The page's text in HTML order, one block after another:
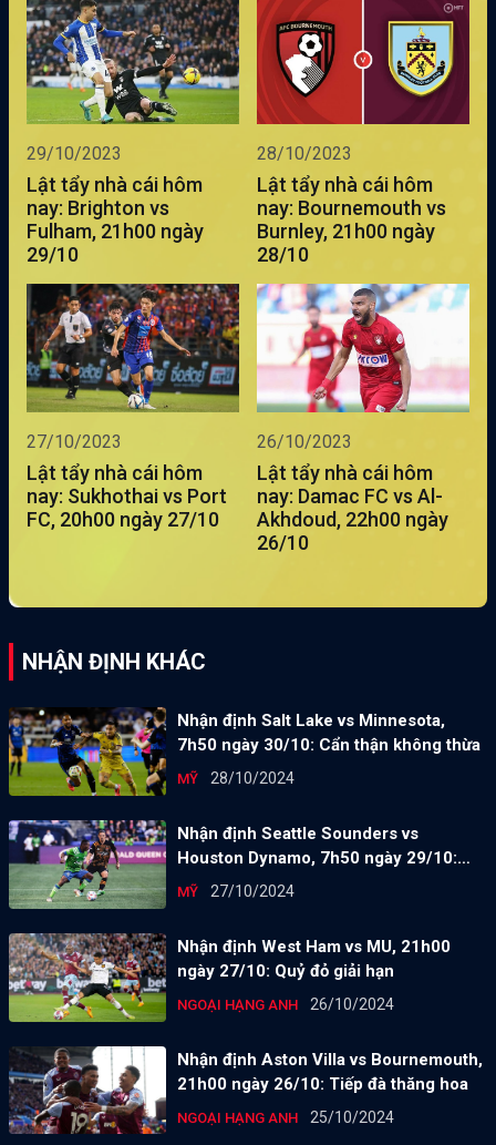
29/10/2023
Lật tẩy nhà cái hôm
nay: Brighton vs
Fulham, 21h00 ngày
29/10
28/10/2023
Lật tẩy nhà cái hôm
nay: Bournemouth vs
Burnley, 21h00 ngày
28/10
27/10/2023
Lật tẩy nhà cái hôm
nay: Sukhothai vs Port
FC, 20h00 ngày 27/10
26/10/2023
Lật tẩy nhà cái hôm
nay: Damac FC vs Al-
Akhdoud, 22h00 ngày
26/10
NHẬN ĐỊNH KHÁC
Nhận định Salt Lake vs Minnesota,
7h50 ngày 30/10: Cẩn thận không thừa
MỸ 28/10/2024
Nhận định Seattle Sounders vs
Houston Dynamo, 7h50 ngày 29/10:
Điểm tựa sân nhà
MỸ 27/10/2024
Nhận định West Ham vs MU, 21h00
ngày 27/10: Quỷ đỏ giải hạn
NGOẠI HẠNG ANH 26/10/2024
Nhận định Aston Villa vs Bournemouth,
21h00 ngày 26/10: Tiếp đà thăng hoa
NGOẠI HẠNG ANH 25/10/2024